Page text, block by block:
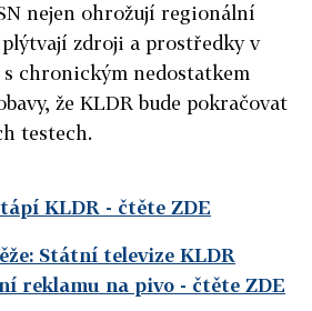
nejen ohrožují regionální
zdroji a prostředky v
s chronickým nedostatkem
že KLDR bude pokračovat
testech.
KLDR - čtěte ZDE
Státní televize KLDR
reklamu na pivo - čtěte ZDE